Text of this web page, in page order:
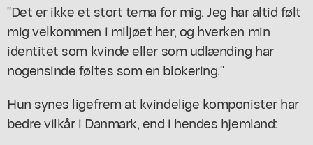
"Det er ikke et stort tema for mig. Jeg har altid følt
mig velkommen i miljøet her, og hverken min
identitet som kvinde eller som udlænding har
nogensinde føltes som en blokering."
Hun synes ligefrem at kvindelige komponister har
bedre vilkår i Danmark, end i hendes hjemland: